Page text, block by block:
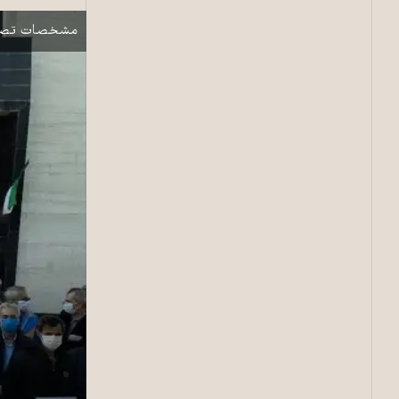
نمایش
مشخصات